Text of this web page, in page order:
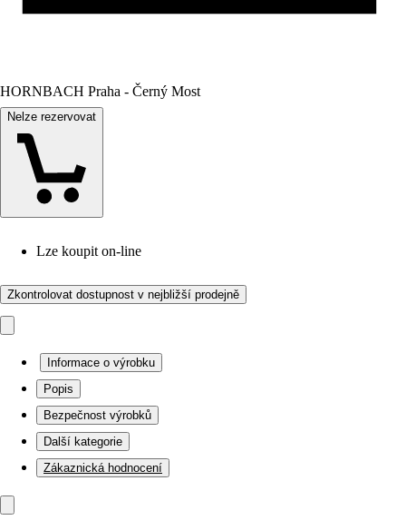
HORNBACH Praha - Černý Most
Nelze rezervovat
Lze koupit on-line
Zkontrolovat dostupnost v nejbližší prodejně
Informace o výrobku
Popis
Bezpečnost výrobků
Další kategorie
Zákaznická hodnocení